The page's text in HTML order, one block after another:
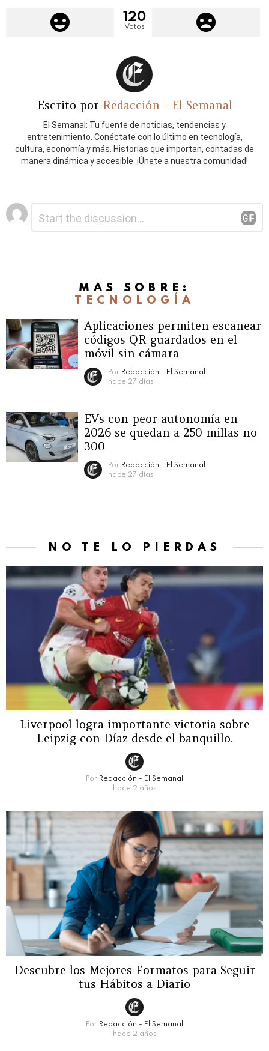
120
Votos
Escrito por Redacción - El Semanal
El Semanal: Tu fuente de noticias, tendencias y
entretenimiento. Conéctate con lo último en tecnología,
cultura, economía y más. Historias que importan, contadas de
manera dinámica y accesible. ¡Únete a nuestra comunidad!
Deja
una
MÁS SOBRE:
TECNOLOGÍA
Aplicaciones permiten escanear
códigos QR guardados en el
móvil sin cámara
Por Redacción - El Semanal
hace 27 días
EVs con peor autonomía en
2026 se quedan a 250 millas no
300
Por Redacción - El Semanal
hace 27 días
NO TE LO PIERDAS
Liverpool logra importante victoria sobre
Leipzig con Díaz desde el banquillo.
Por Redacción - El Semanal
hace 2 años
Descubre los Mejores Formatos para Seguir
tus Hábitos a Diario
Por Redacción - El Semanal
hace 2 años